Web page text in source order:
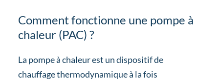
Comment fonctionne une pompe à
chaleur (PAC) ?
La pompe à chaleur est un dispositif de
chauffage thermodynamique à la fois